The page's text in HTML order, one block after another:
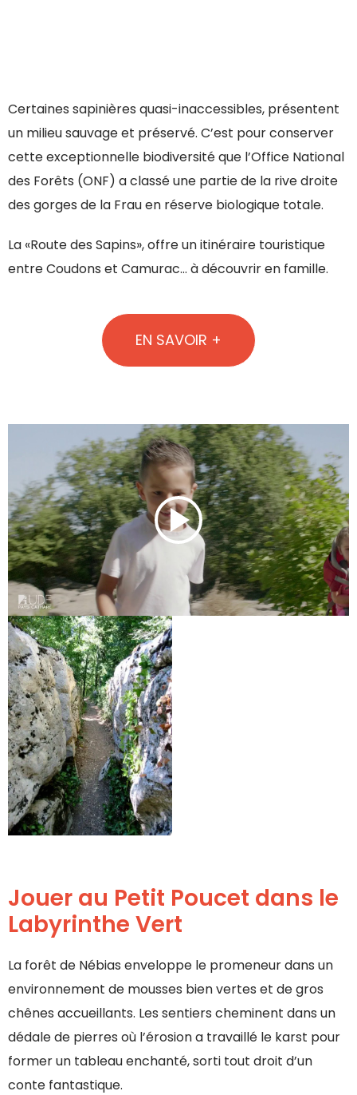
Certaines sapinières quasi-inaccessibles, présentent
un milieu sauvage et préservé. C’est pour conserver
cette exceptionnelle biodiversité que l’Office National
des Forêts (ONF) a classé une partie de la rive droite
des gorges de la Frau en réserve biologique totale.
La «Route des Sapins», offre un itinéraire touristique
entre Coudons et Camurac… à découvrir en famille.
EN SAVOIR +
Jouer au Petit Poucet dans le
Labyrinthe Vert
La forêt de Nébias enveloppe le promeneur dans un
environnement de mousses bien vertes et de gros
chênes accueillants. Les sentiers cheminent dans un
dédale de pierres où l’érosion a travaillé le karst pour
former un tableau enchanté, sorti tout droit d’un
conte fantastique.